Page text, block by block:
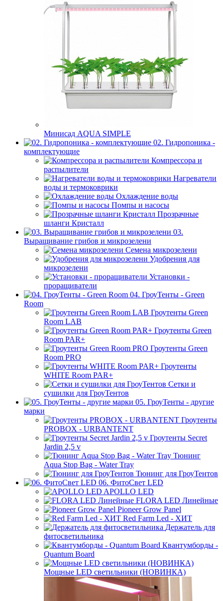
Минисад AQUA SIMPLE
02. Гидропоника -
комплектующие
Компрессора и
распылители
Нагреватели
воды и термоковрики
Охлаждение воды
Помпы и насосы
Прозрачные
шланги Кристалл
03.
Выращивание грибов и микрозелени
Семена микрозелени
Удобрения для
микрозелени
Установки -
проращиватели
04. ГроуТенты - Green
Room
Гроутенты Green
Room LAB
Гроутенты Green
Room PAR+
Гроутенты Green
Room PRO
Гроутенты
WHITE Room PAR+
Сетки и
сушилки для ГроуТентов
05. ГроуТенты - другие
марки
Гроутенты
PROBOX - URBANTENT
Гроутенты Secret
Jardin 2,5 v
Тюнинг
Aqua Stop Bag - Water Tray
Тюнинг для ГроуТентов
06. ФитоСвет LED
APOLLO LED
FLORA LED Линейные
Pioneer Grow Panel
Red Farm Led - ХИТ
Держатель для
фитосветильника
Квантумборды -
Quantum Board
Мощные LED светильники (НОВИНКА)